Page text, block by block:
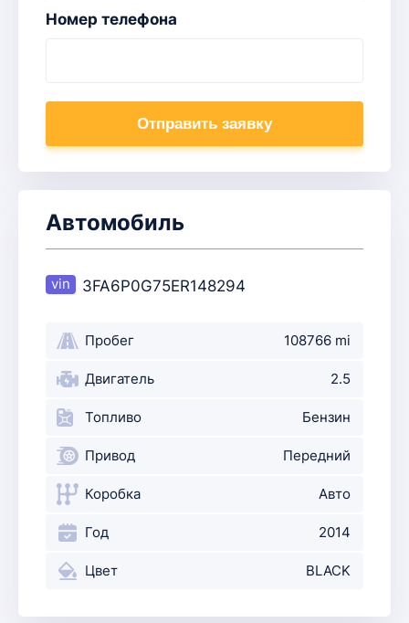
Номер телефона
Отправить заявку
Автомобиль
3FA6P0G75ER148294
Пробег 108766 mi
Двигатель 2.5
Топливо Бензин
Привод Передний
Коробка Авто
Год 2014
Цвет BLACK